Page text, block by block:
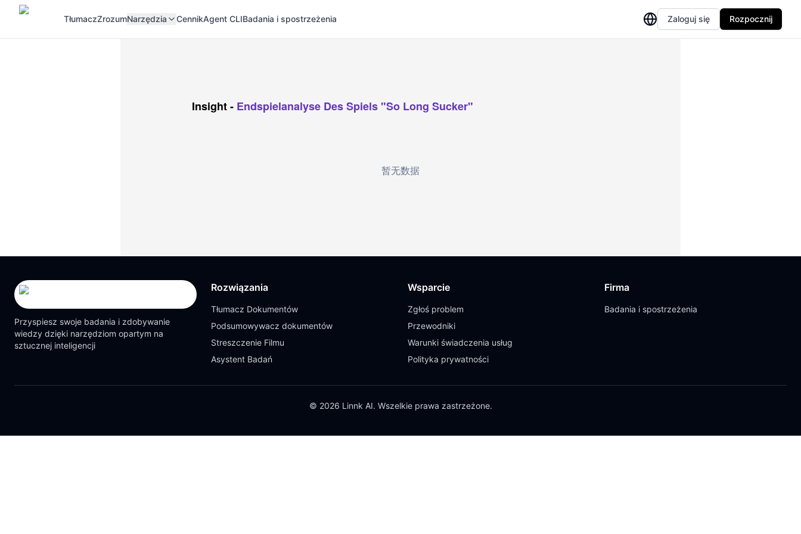
TłumaczZrozumNarzędzia CennikAgent CLIBadania i spostrzeżenia Zaloguj się Rozpocznij
Insight- Endspielanalyse Des Spiels "So Long Sucker"
暂无数据
Przyspiesz swoje badania i zdobywanie
wiedzy dzięki narzędziom opartym na
sztucznej inteligencji
Rozwiązania
Tłumacz Dokumentów
Podsumowywacz dokumentów
Streszczenie Filmu
Asystent Badań
Wsparcie
Zgłoś problem
Przewodniki
Warunki świadczenia usług
Polityka prywatności
Firma
Badania i spostrzeżenia
© 2026 Linnk AI. Wszelkie prawa zastrzeżone.